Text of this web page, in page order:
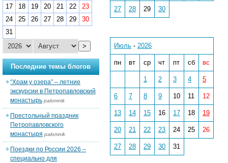
27 28 29 30
Июль - 2026
пн вт ср чт пт сб вс
1 2 3 4 5
6 7 8 9 10 11 12
13 14 15 16 17 18 19
20 21 22 23 24 25 26
27 28 29 30 31
17
18 19 20 21 22
23
24
25 26 27 28 29
30
31
>
Последние темы блогов
“Храм у озера” – летние
экскурсии в Петропавловский
монастырь palomnik
Престольный праздник
Петропавловского
монастыря palomnik
Поездки по России 2026 –
специально для